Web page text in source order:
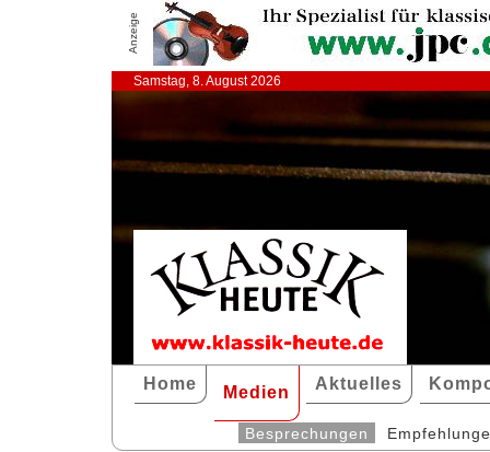
Anzeige
Samstag, 8. August 2026
Home Medien Aktuelles
Besprechungen